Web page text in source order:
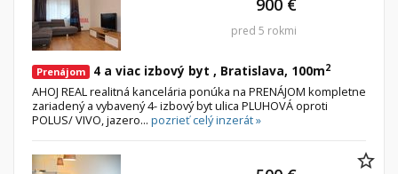
Prenájom 4 a viac izbový byt , Bratislava, 100m2
AHOJ REAL realitná kancelária ponúka na PRENÁJOM kompletne
zariadený a vybavený 4- izbový byt ulica PLUHOVÁ oproti
POLUS/ VIVO, jazero... pozrieť celý inzerát »
900 €
pred 5 rokmi